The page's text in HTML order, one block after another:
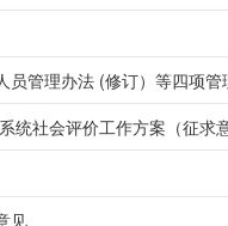
员管理办法 (修订）等四项
统社会评价工作方案（征求
见